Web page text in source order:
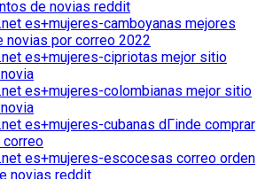
de novias reddit
es+mujeres-camboyanas mejores
novias por correo 2022
es+mujeres-cipriotas mejor sitio
es+mujeres-colombianas mejor sitio
es+mujeres-cubanas dГіnde comprar
correo
es+mujeres-escocesas correo orden
novias reddit